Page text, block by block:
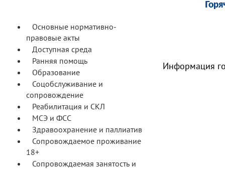
Информация
Основные нормативно-
правовые акты
Доступная среда
Ранняя помощь
Образование
Соцобслуживание и
сопровождение
Реабилитация и СКЛ
МСЭ и ФСС
Здравоохранение и паллиатив
Сопровождаемое проживание
18+
Сопровождаемая занятость и